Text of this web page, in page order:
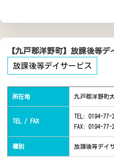
【九戸郡洋野町】放課後等
放課後等デイサービス
所在地 九戸郡洋野町
TEL / FAX
TEL: 0194-77-
FAX: 0194-77-
種別 放課後等デイ